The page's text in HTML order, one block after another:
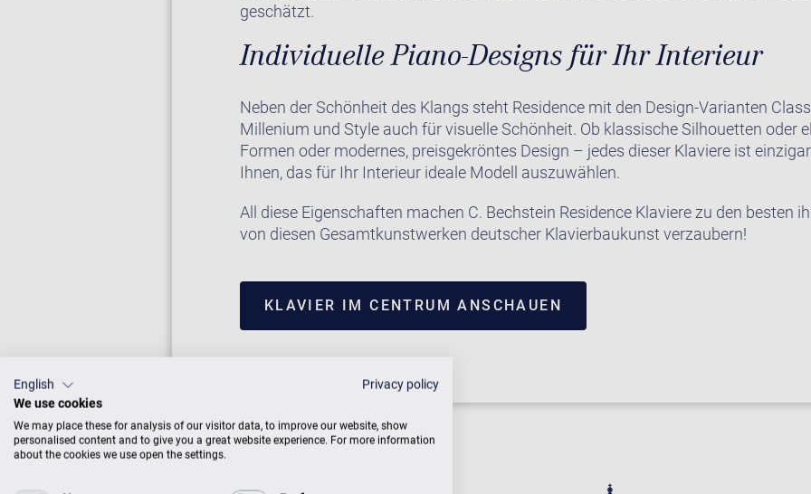
geschätzt.
Individuelle Piano-Designs für Ihr Interieur
Neben der Schönheit des Klangs steht Residence mit den Design-Varianten
Millenium und Style auch für visuelle Schönheit. Ob klassische Silhouetten oder
Formen oder modernes, preisgekröntes Design – jedes dieser Klaviere ist
Ihnen, das für Ihr Interieur ideale Modell auszuwählen.
All diese Eigenschaften machen C. Bechstein Residence Klaviere zu den besten
von diesen Gesamtkunstwerken deutscher Klavierbaukunst verzaubern!
KLAVIER IM CENTRUM ANSCHAUEN
English
Privacy policy
We use cookies
We may place these for analysis of our visitor data, to improve our website, show
personalised content and to give you a great website experience. For more information
about the cookies we use open the settings.